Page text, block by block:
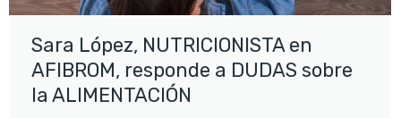
Sara López, NUTRICIONISTA en
AFIBROM, responde a DUDAS sobre
la ALIMENTACIÓN